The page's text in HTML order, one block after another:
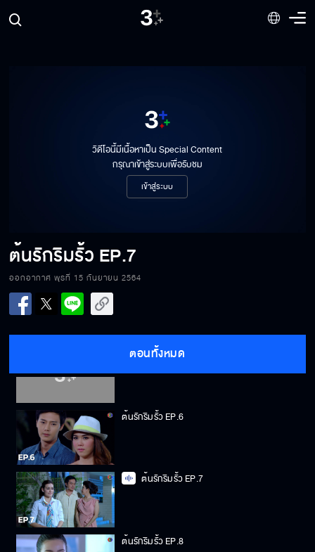
วิดีโอนี้มีเนื้อหาเป็น Special Content
กรุณาเข้าสู่ระบบเพื่อรับชม
เข้าสู่ระบบ
ต้นรักริมรั้ว EP.7
ออกอากาศ พุธที่ 15 กันยายน 2564
ตอนทั้งหมด
ต้นรักริมรั้ว EP.2
ต้นรักริมรั้ว EP.3
ต้นรักริมรั้ว EP.5
ต้นรักริมรั้ว EP.6
ต้นรักริมรั้ว EP.7
ต้นรักริมรั้ว EP.8